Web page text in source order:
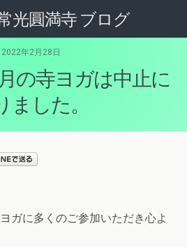
光圓満寺 ブログ
2022年2月28日
の寺ヨガは中止に
ました。
ガに多くのご参加いただき心よ